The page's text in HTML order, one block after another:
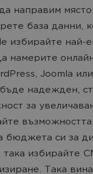
направим
база данни,
избирайте най-
намерите
Joomla
надежден,
за
възможността
бюджета си за
избирайте
Така